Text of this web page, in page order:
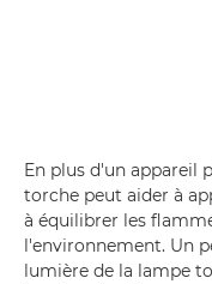
En plus d'un appareil
torche peut aider à
à équilibrer les
l'environnement. Un
lumière de la lampe